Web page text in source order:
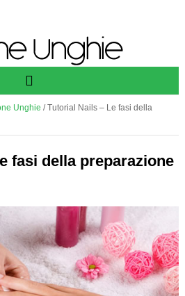
Unghie /Tutorial Nails – Le fasi della
fasi della preparazione